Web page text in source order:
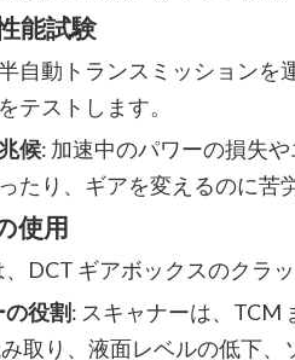
能試験
自動トランスミッション
テストします。
候: 加速中のパワーの損失
たり、ギアを変えるのに苦
使用
DCT ギアボックスのクラ
役割: スキャナーは、TCM
取り、液面レベルの低下